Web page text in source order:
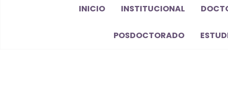
INICIO INSTITUCIONAL
POSDOCTORADO